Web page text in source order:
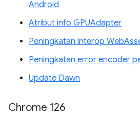
Android
Atribut info GPUAdapter
Peningkatan interop
Peningkatan error encoder
Update Dawn
Chrome 126